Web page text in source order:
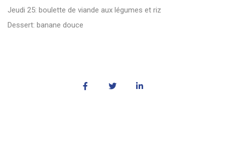
Jeudi 25: boulette de viande aux légumes et riz
Dessert: banane douce